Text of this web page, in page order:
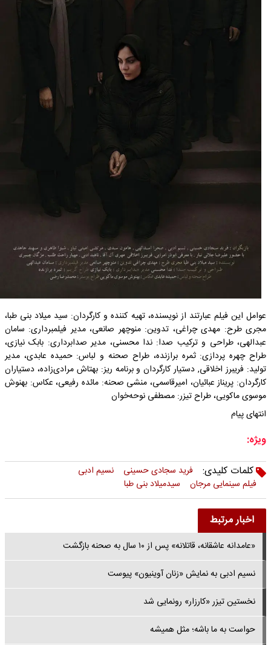
عوامل این فیلم عبارتند از نویسنده، تهیه کننده و کارگردان: سید میلاد بنی طبا،
مجری طرح: مهدی چراغی، تدوین: منوچهر صانعی، مدیر فیلمبرداری: سامان
عبدالهی، طراحی و ترکیب صدا: ندا محسنی، مدیر صدابرداری: بابک نیازی،
طراح چهره پردازی: ثمره برازنده، طراح صحنه و لباس: حمیده عابدی، مدیر
تولید: فریبرز اخلاقی, دستیار کارگردان و برنامه ریز: بهتاش مرادی‌زاده، دستیاران
کارگردان: پریناز عبائیان، امیرقاسمی، منشی صحنه: مائده رفیعی، عکاس: بهنوش
موسوی ماکویی، طراح تیزر: مصطفی نوحه‌خوان‌
انتهای پیام
ویژه:
کلمات کلیدی:
فرید سجادی حسینی
نسیم ادبی
فیلم سینمایی مرجان
سیدمیلاد بنی طبا
اخبار مرتبط
«عامدانه عاشقانه، قاتلانه» پس از ۱۰ سال به صحنه بازگشت
نسیم ادبی به نمایش «زنان آوینیون» پیوست
نخستین تیزر «کارزار» رونمایی شد
حواست به‌ ما باشه؛ مثل همیشه